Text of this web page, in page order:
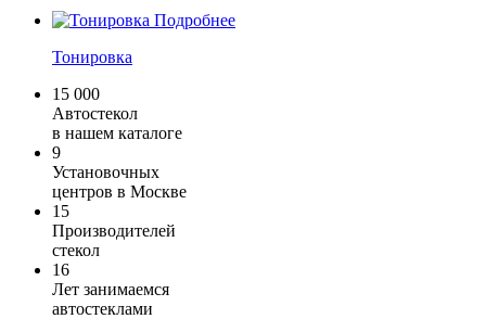
Подробнее
Тонировка
15 000
Автостекол
в нашем каталоге
9
Установочных
центров в Москве
15
Производителей
стекол
16
Лет занимаемся
автостеклами